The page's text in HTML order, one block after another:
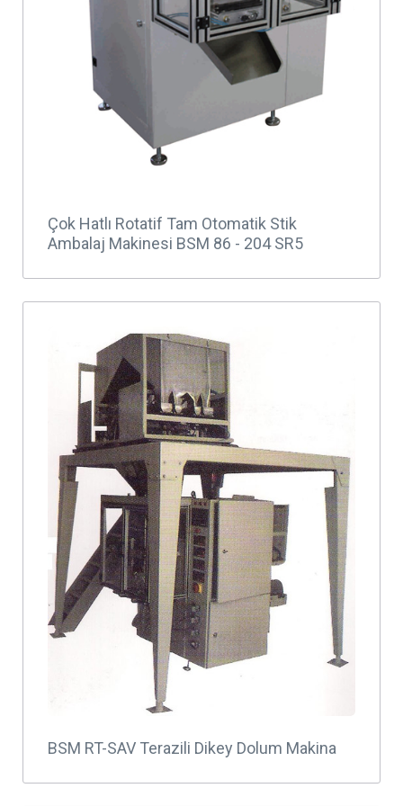
Çok Hatlı Rotatif Tam Otomatik Stik
Ambalaj Makinesi BSM 86 - 204 SR5
BSM RT-SAV Terazili Dikey Dolum Makina